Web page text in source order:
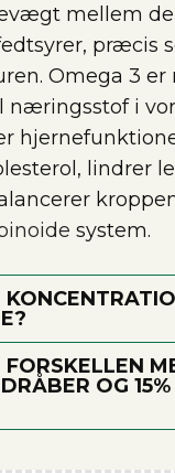
mellem
præcis
Omega 3
næringsstof i
lindrer
system.
FORSKELLEN
OG